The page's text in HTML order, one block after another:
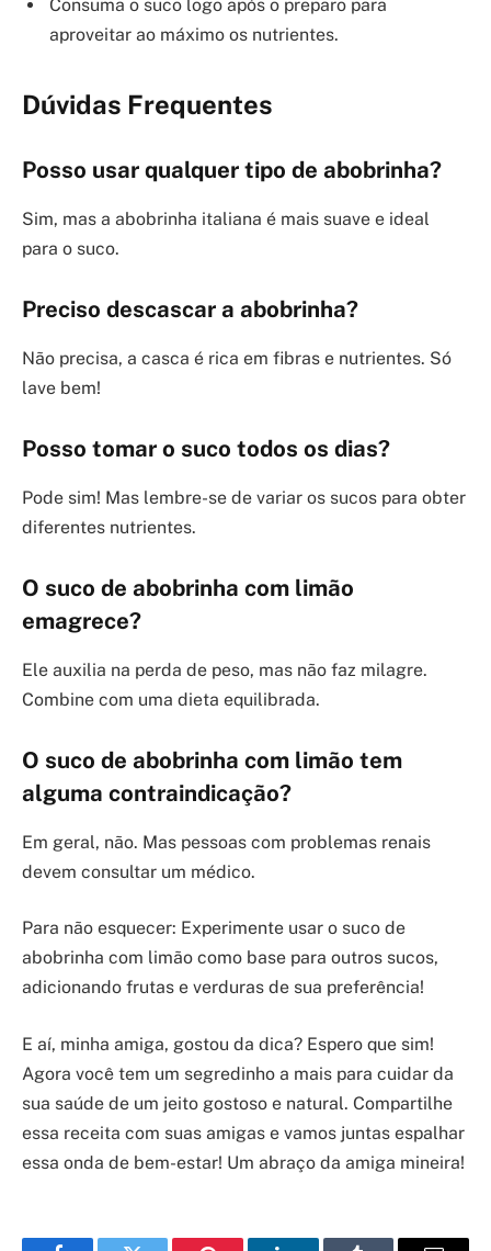
Consuma o suco logo após o preparo para
aproveitar ao máximo os nutrientes.
Dúvidas Frequentes
Posso usar qualquer tipo de abobrinha?
Sim, mas a abobrinha italiana é mais suave e ideal
para o suco.
Preciso descascar a abobrinha?
Não precisa, a casca é rica em fibras e nutrientes. Só
lave bem!
Posso tomar o suco todos os dias?
Pode sim! Mas lembre-se de variar os sucos para obter
diferentes nutrientes.
O suco de abobrinha com limão
emagrece?
Ele auxilia na perda de peso, mas não faz milagre.
Combine com uma dieta equilibrada.
O suco de abobrinha com limão tem
alguma contraindicação?
Em geral, não. Mas pessoas com problemas renais
devem consultar um médico.
Para não esquecer: Experimente usar o suco de
abobrinha com limão como base para outros sucos,
adicionando frutas e verduras de sua preferência!
E aí, minha amiga, gostou da dica? Espero que sim!
Agora você tem um segredinho a mais para cuidar da
sua saúde de um jeito gostoso e natural. Compartilhe
essa receita com suas amigas e vamos juntas espalhar
essa onda de bem-estar! Um abraço da amiga mineira!